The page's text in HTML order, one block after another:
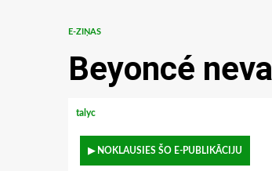
E-ZIŅAS
Beyoncé
talyc
▶ NOKLAUSIES ŠO E-PUBLIKĀCIJU